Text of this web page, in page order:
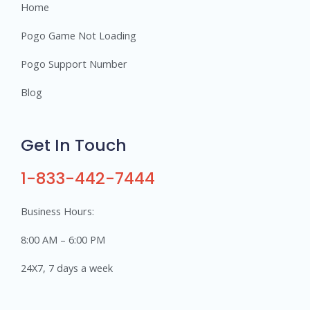
Home
Pogo Game Not Loading
Pogo Support Number
Blog
Get In Touch
1-833-442-7444
Business Hours:
8:00 AM – 6:00 PM
24X7, 7 days a week